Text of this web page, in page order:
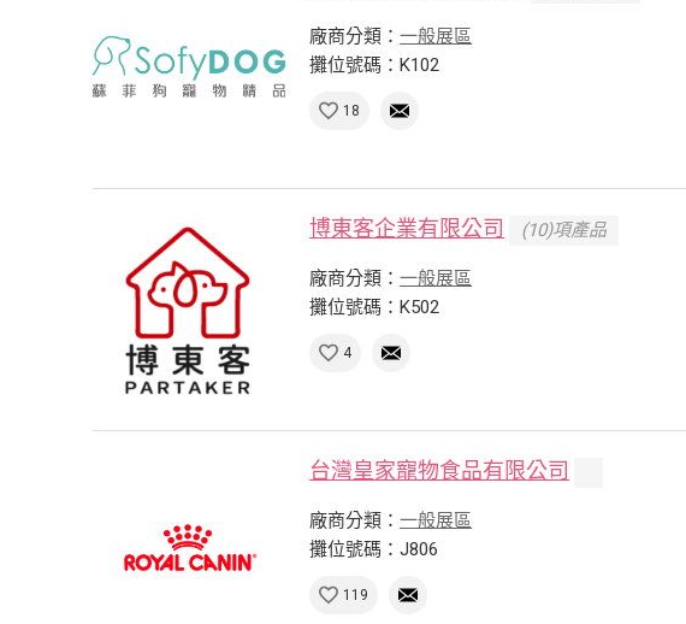
廠商分類：一般展區
攤位號碼：K102
18
博東客企業有限公司 (10)項產品
廠商分類：一般展區
攤位號碼：K502
4
台灣皇家寵物食品有限公司
廠商分類：一般展區
攤位號碼：J806
119